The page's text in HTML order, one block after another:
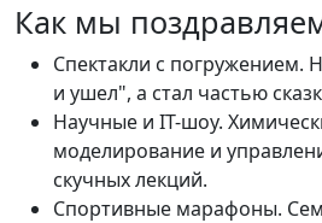
Как мы
Спектакли с погружением.
и ушел", а стал частью
Научные и IT-шоу.
моделирование и
скучных лекций.
Спортивные марафоны.